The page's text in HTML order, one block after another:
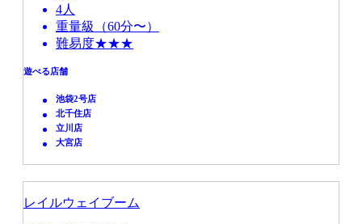
4人
重量級（60分〜）
難易度★★★
遊べる店舗
池袋2号店
北千住店
立川店
大宮店
レイルウェイブーム